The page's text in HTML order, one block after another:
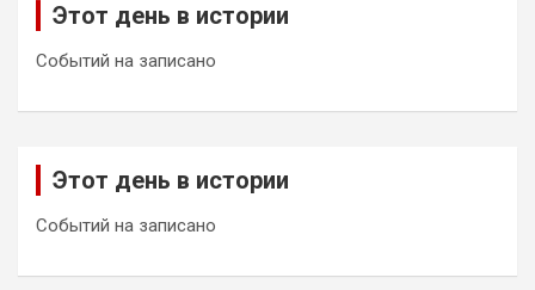
Этот день в истории
Событий на записано
Этот день в истории
Событий на записано